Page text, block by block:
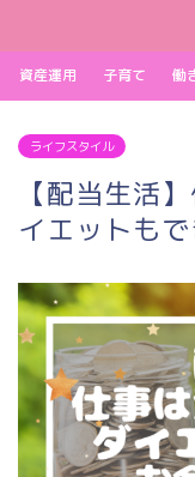
資産運用 子育て 働
ライフスタイル
【配当生活
イエットも